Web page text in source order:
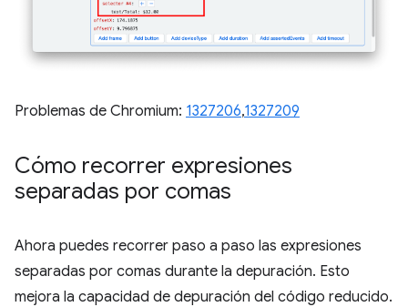
Problemas de Chromium: 1327206,1327209
Cómo recorrer expresiones
separadas por comas
Ahora puedes recorrer paso a paso las expresiones
separadas por comas durante la depuración. Esto
mejora la capacidad de depuración del código reducido.